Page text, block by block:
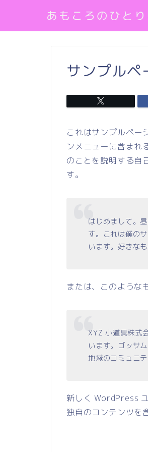
あもころのひとり
サンプルペ
これはサンプルペー
ンメニューに含まれ
のことを説明する自
す。
はじめまして。
す。これは僕の
います。好きな
または、このような
XYZ 小道具株式
います。ゴッサ
地域のコミュニ
新しく WordPress
独自のコンテンツを